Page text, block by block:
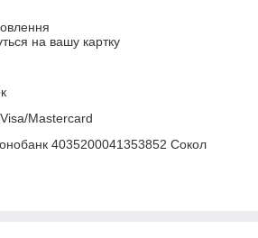
на вашу картку
Mastercard
4035200041353852 Сокол